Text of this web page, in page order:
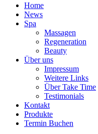
Home
News
Spa
Massagen
Regeneration
Beauty
Über uns
Impressum
Weitere Links
Über Take Time
Testimonials
Kontakt
Produkte
Termin Buchen